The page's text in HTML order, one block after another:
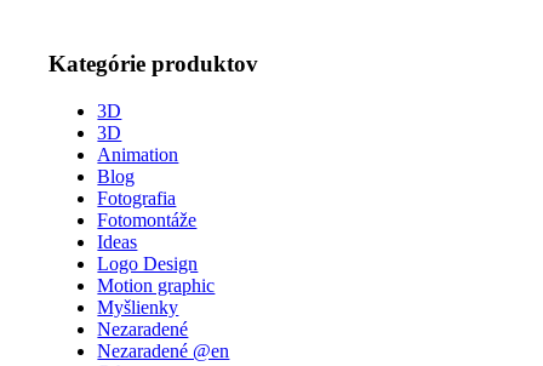
Kategórie produktov
3D
3D
Animation
Blog
Fotografia
Fotomontáže
Ideas
Logo Design
Motion graphic
Myšlienky
Nezaradené
Nezaradené @en